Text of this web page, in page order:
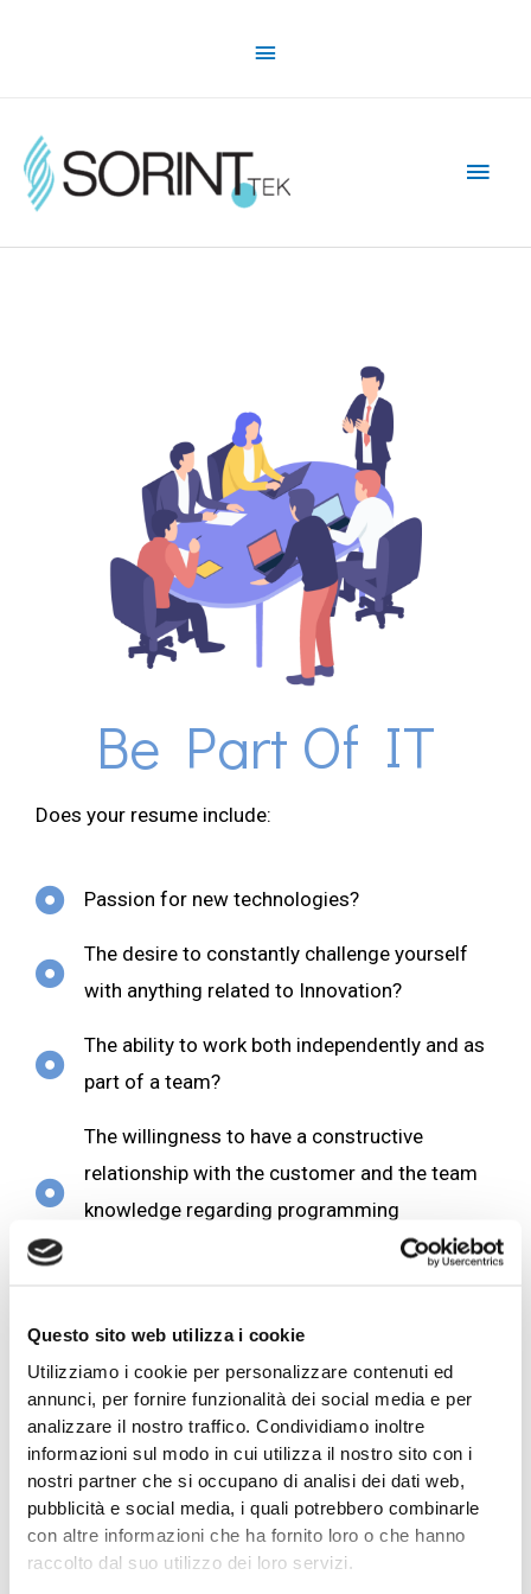
Questo sito web utilizza i cookie
Utilizziamo i cookie per personalizzare contenuti ed
annunci, per fornire funzionalità dei social media e per
analizzare il nostro traffico. Condividiamo inoltre
informazioni sul modo in cui utilizza il nostro sito con i
nostri partner che si occupano di analisi dei dati web,
pubblicità e social media, i quali potrebbero combinarle
con altre informazioni che ha fornito loro o che hanno
raccolto dal suo utilizzo dei loro servizi.
Be Part Of IT
Does your resume include:
Passion for new technologies?
The desire to constantly challenge yourself
with anything related to Innovation?
The ability to work both independently and as
part of a team?
The willingness to have a constructive
relationship with the customer and the team
knowledge regarding programming
languages such as Python, R or SQL?
Hadoop ecosystem and with Business
Intelligence tools?
If you are looking for a young and positive environment,
where work is done smartly and the balance between
professional and personal life is important …
If you want to continue growing from a technological
point of view in the field of Data Analytics …